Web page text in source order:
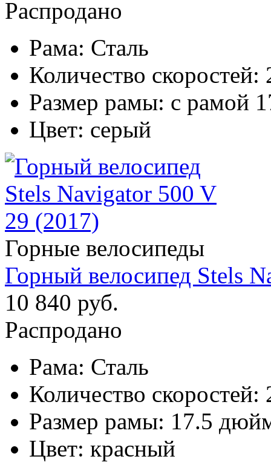
Распродано
Рама: Сталь
Количество скоростей:
Размер рамы: с рамой
Цвет: серый
Горные велосипеды
Горный велосипед Stels
10 840 руб.
Распродано
Рама: Сталь
Количество скоростей:
Размер рамы: 17.5
Цвет: красный